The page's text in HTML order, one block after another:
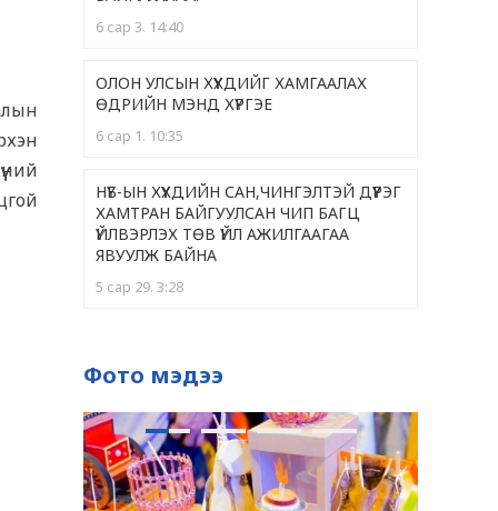
6 сар 3. 14:40
ОЛОН УЛСЫН ХҮҮХДИЙГ ХАМГААЛАХ
ӨДРИЙН МЭНД ХҮРГЭЕ
6 сар 1. 10:35
НҮБ-ЫН ХҮҮХДИЙН САН,ЧИНГЭЛТЭЙ ДҮҮРЭГ
ХАМТРАН БАЙГУУЛСАН ЧИП БАГЦ
ҮЙЛВЭРЛЭХ ТӨВ ҮЙЛ АЖИЛГААГАА
ЯВУУЛЖ БАЙНА
5 сар 29. 3:28
АЛДАР "НЭГ, ХОЁРДУГААР ОДОНГООР
ШАГНАГДЛАА
5 сар 28. 9:36
ОДОНТОЙ ЭЭЖҮҮДЭД ХҮНДЭТГЭЛ ҮЗҮҮЛЛЭЭ
5 сар 28. 9:33
Фото мэдээ